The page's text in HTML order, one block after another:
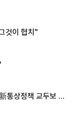
것이 협치"
통상정책 교두보 활